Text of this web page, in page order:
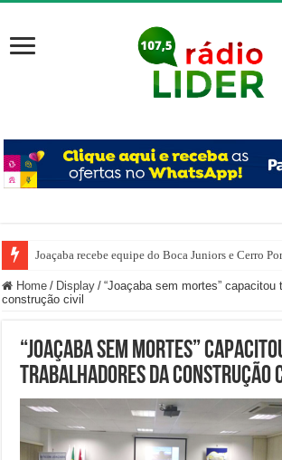
Joaçaba recebe equipe do Boca Juniors e Cerro
Home / Display / “Joaçaba sem mortes” capacitou
construção civil
“Joaçaba sem mortes”
trabalhadores da construção